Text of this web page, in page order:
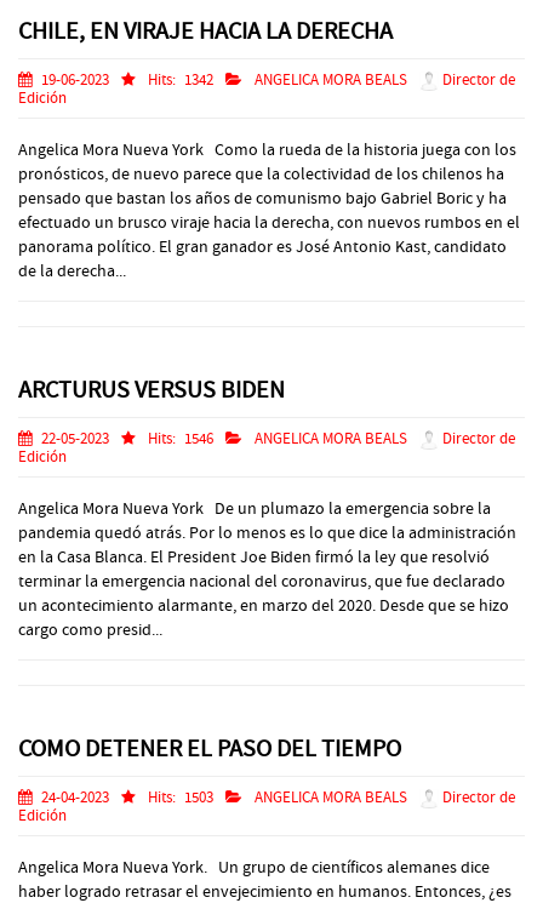
CHILE, EN VIRAJE HACIA LA DERECHA
19-06-2023 Hits: 1342 ANGELICA MORA BEALS
Director de
Edición
Angelica Mora Nueva York Como la rueda de la historia juega con los
pronósticos, de nuevo parece que la colectividad de los chilenos ha
pensado que bastan los años de comunismo bajo Gabriel Boric y ha
efectuado un brusco viraje hacia la derecha, con nuevos rumbos en el
panorama político. El gran ganador es José Antonio Kast, candidato
de la derecha...
ARCTURUS VERSUS BIDEN
22-05-2023 Hits: 1546 ANGELICA MORA BEALS
Director de
Edición
Angelica Mora Nueva York De un plumazo la emergencia sobre la
pandemia quedó atrás. Por lo menos es lo que dice la administración
en la Casa Blanca. El President Joe Biden firmó la ley que resolvió
terminar la emergencia nacional del coronavirus, que fue declarado
un acontecimiento alarmante, en marzo del 2020. Desde que se hizo
cargo como presid...
COMO DETENER EL PASO DEL TIEMPO
24-04-2023 Hits: 1503 ANGELICA MORA BEALS
Director de
Edición
Angelica Mora Nueva York. Un grupo de científicos alemanes dice
haber logrado retrasar el envejecimiento en humanos. Entonces, ¿es